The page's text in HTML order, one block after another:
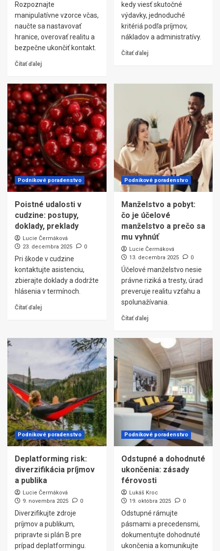
Rozpoznajte
manipulatívne vzorce včas,
naučte sa nastavovať
hranice, overovať realitu a
bezpečne ukončiť kontakt.
Čítať ďalej
kedy viesť skutočné
výdavky, jednoduché
kritériá podľa príjmov,
nákladov a administratívy.
Čítať ďalej
Podnikové poradenstvo
Poistné udalosti v
cudzine: postupy,
doklady, preklady
Lucie Čermáková
23. decembra 2025
0
Pri škode v cudzine
kontaktujte asistenciu,
zbierajte doklady a dodržte
hlásenia v termínoch.
Čítať ďalej
Podnikové poradenstvo
Manželstvo a pobyt:
čo je účelové
manželstvo a prečo sa
mu vyhnúť
Lucie Čermáková
13. decembra 2025
0
Účelové manželstvo nesie
právne riziká a tresty, úrad
preveruje realitu vzťahu a
spolunažívania.
Čítať ďalej
Podnikové poradenstvo
Deplatforming risk:
diverzifikácia príjmov
a publika
Lucie Čermáková
9. novembra 2025
0
Diverzifikujte zdroje
príjmov a publikum,
pripravte si plán B pre
prípad deplatformingu.
Podnikové poradenstvo
Odstupné a dohodnuté
ukončenia: zásady
férovosti
Lukáš Kroc
19. októbra 2025
0
Odstupné rámujte
pásmami a precedensmi,
dokumentujte dohodnuté
ukončenia a komunikujte